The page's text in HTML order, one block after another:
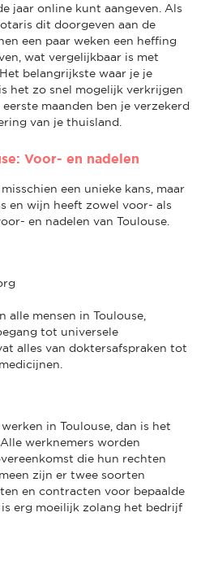
jaar online kunt aangeven. Als
dit doorgeven aan de
een paar weken een heffing
wat vergelijkbaar is met
belangrijkste waar je je
het zo snel mogelijk verkrijgen
maanden ben je verzekerd
van je thuisland.
Voor- en nadelen
een unieke kans, maar
en wijn heeft zowel voor- als
en nadelen van Toulouse.
alle mensen in Toulouse,
tot universele
alles van doktersafspraken tot
in Toulouse, dan is het
werknemers worden
die hun rechten
zijn er twee soorten
en contracten voor bepaalde
erg moeilijk zolang het bedrijf